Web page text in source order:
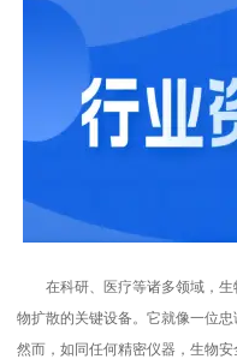
在科研、医疗等诸多领域，
物扩散的关键设备。它就像一位
然而，如同任何精密仪器，生物